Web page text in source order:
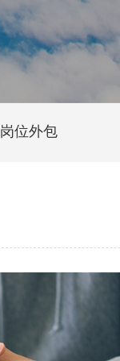
岗位外包